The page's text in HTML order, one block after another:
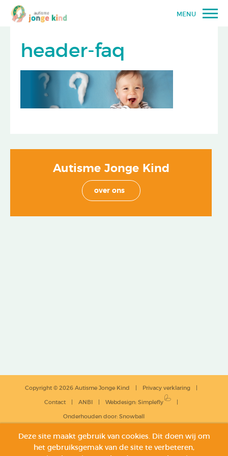
MENU
header-faq
Autisme Jonge Kind
over ons
Copyright © 2026 Autisme Jonge Kind Privacy verklaring
Contact ANBI Webdesign: Simplefly
Onderhouden door: Snowball
Deze site maakt gebruik van cookies. Dit doen wij om
het gebruiksgemak van de site te verbeteren,